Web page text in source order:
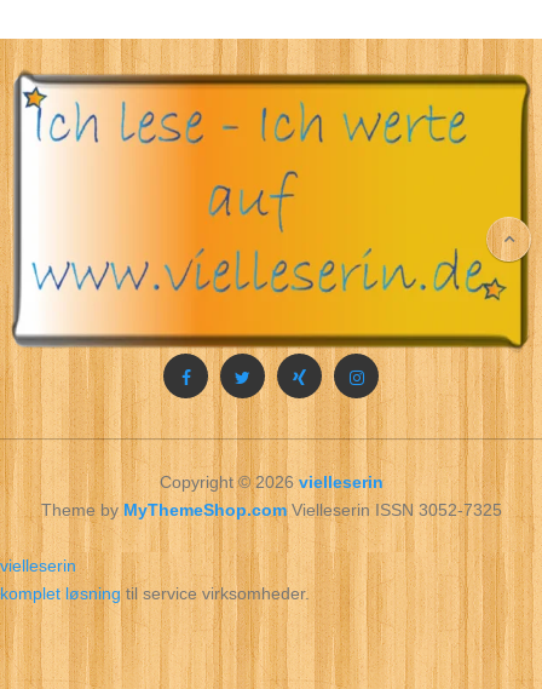
Copyright © 2026vielleserin
Theme by MyThemeShop.comVielleserin ISSN 3052-7325
vielleserin
komplet løsning til service virksomheder.